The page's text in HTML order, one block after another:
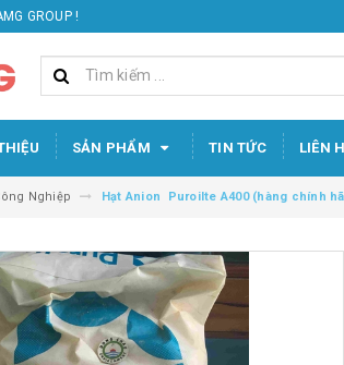
GROUP !
SẢN PHẨM TIN TỨC LIÊN
Nghiệp Hạt Anion Puroilte A400 (hàng chính